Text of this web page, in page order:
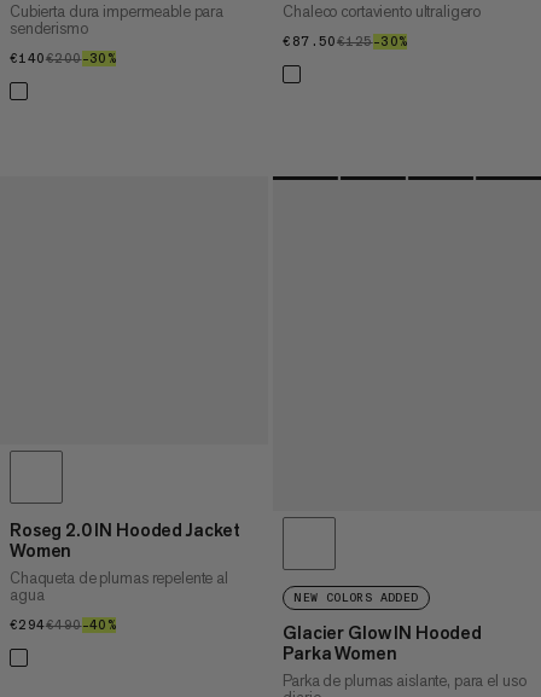
Cubierta dura impermeable para
senderismo
€140€140
€200€200
–30%
Chaleco cortaviento ultraligero
€87.50€87.50
€125€125
–30%
Roseg 2.0 IN Hooded Jacket
Women
Chaqueta de plumas repelente al
agua
€294€294
€490€490
–40%
NEW COLORS ADDED
Glacier Glow IN Hooded
Parka Women
Parka de plumas aislante, para el uso